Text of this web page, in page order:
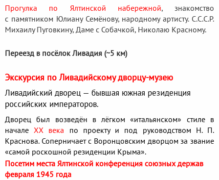
Прогулка по Ялтинской набережной, знакомство
с памятником Юлиану Семёнову, народному артисту. С.С.С.Р.
Михаилу Пуговкину, Даме с Собачкой, Николаю Красному.
Переезд в посёлок Ливадия (~5 км)
Экскурсия по Ливадийскому дворцу-музею
Ливадийский дворец — бывшая южная резиденция
российских императоров.
Дворец был возведён в лёгком «итальянском» стиле в
начале XX века по проекту и под руководством Н. П.
Краснова. Соперничает с Воронцовским дворцом за звание
«самой роскошной резиденции Крыма».
Посетим места Ялтинской конференция союзных держав
февраля 1945 года